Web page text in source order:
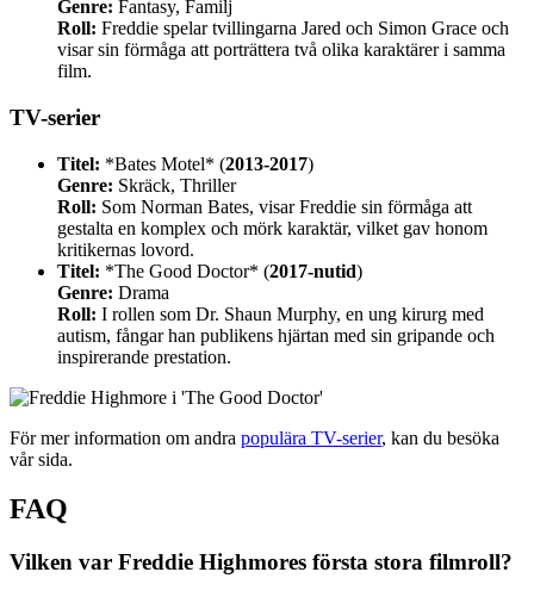
Genre: Fantasy, Familj
Roll: Freddie spelar tvillingarna Jared och Simon Grace och
visar sin förmåga att porträttera två olika karaktärer i samma
film.
TV-serier
Titel: *Bates Motel* (2013-2017)
Genre: Skräck, Thriller
Roll: Som Norman Bates, visar Freddie sin förmåga att
gestalta en komplex och mörk karaktär, vilket gav honom
kritikernas lovord.
Titel: *The Good Doctor* (2017-nutid)
Genre: Drama
Roll: I rollen som Dr. Shaun Murphy, en ung kirurg med
autism, fångar han publikens hjärtan med sin gripande och
inspirerande prestation.
För mer information om andra populära TV-serier, kan du besöka
vår sida.
FAQ
Vilken var Freddie Highmores första stora filmroll?